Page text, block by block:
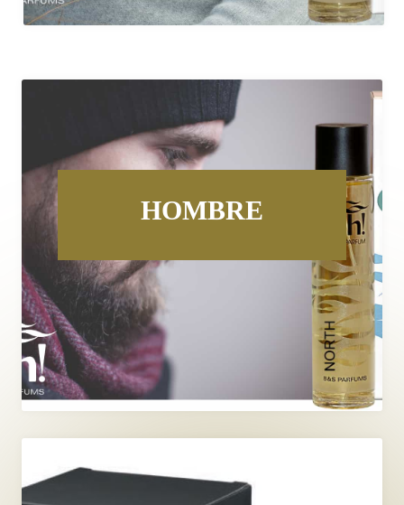
HOMBRE